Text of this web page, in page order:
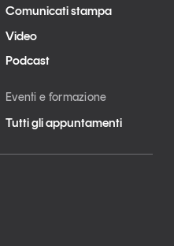
Comunicati stampa
Video
Podcast
Eventi e formazione
Tutti gli appuntamenti